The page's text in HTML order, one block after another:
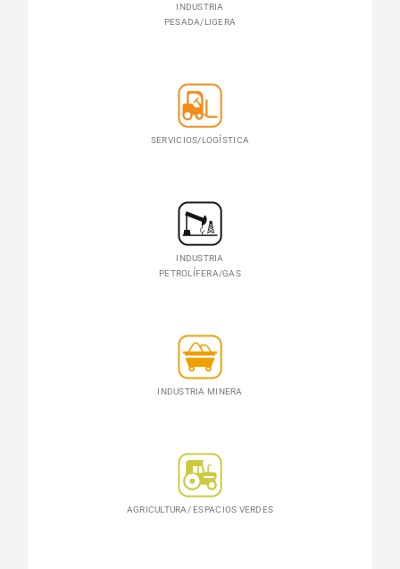
INDUSTRIA
PESADA/LIGERA
SERVICIOS/LOGÍSTICA
INDUSTRIA
PETROLÍFERA/GAS
INDUSTRIA MINERA
AGRICULTURA/ ESPACIOS VERDES